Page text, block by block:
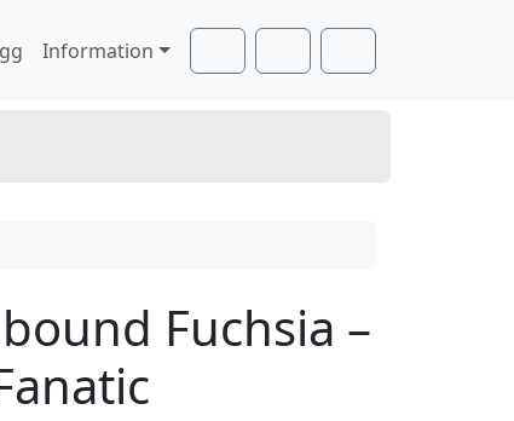
Information
SearchAccountCart
Fuchsia –